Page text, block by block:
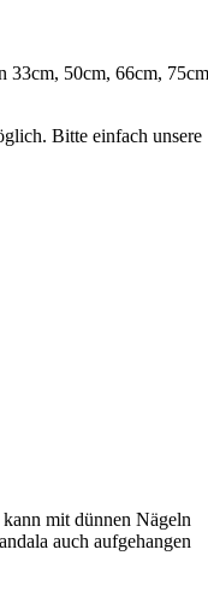
33cm, 50cm, 66cm, 75cm
Bitte einfach unsere
mit dünnen Nägeln
auch aufgehangen